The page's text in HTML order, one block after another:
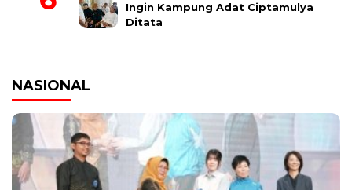
Ingin Kampung Adat Ciptamulya
Ditata
NASIONAL